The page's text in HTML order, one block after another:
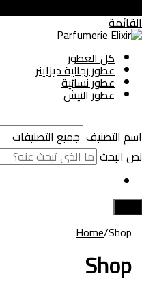
القائمة
كل العطور
عطور رجالية ديزاينر
عطور نسائية
عطور النيش
اسم التصنيف
نص البحث
بحث
Home/Shop
Shop